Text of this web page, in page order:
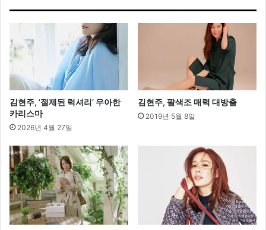
어
오
김현주, ‘절제된 럭셔리’ 우아한
카리스마
2026년 4월 27일
김현주, 팔색조 매력 대방출
2019년 5월 8일